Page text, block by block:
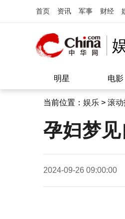
首页 资讯 军事 财经
明星 电影
当前位置： 娱乐 > 滚动
孕妇梦
2024-09-26 09:00:00